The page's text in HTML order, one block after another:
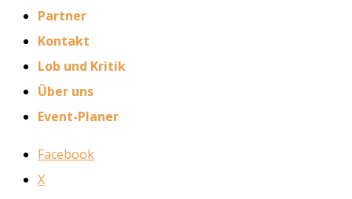
Partner
Kontakt
Lob und Kritik
Über uns
Event-Planer
Facebook
X